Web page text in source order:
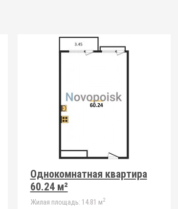
Однокомнатная квартира
60.24 м²
Жилая площадь: 14.81 м2